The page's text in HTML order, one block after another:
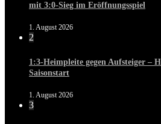
mit 3:0-Sieg im Eröffnungsspiel
1. August 2026
2
1:3-Heimpleite gegen Aufsteiger –
Saisonstart
1. August 2026
3